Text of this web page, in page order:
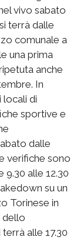
vivo sabato
terrà dalle
comunale a
una prima
anche
In
locali di
sportive e
dalle
verifiche sono
9.30 alle 12.30
su un
Torinese in
dello
alle 17.30